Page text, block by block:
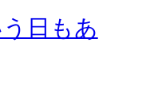
日もあ